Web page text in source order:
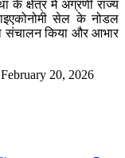
के क्षेत्र में अग्रणी राज्य
सेल के नोडल
संचालन किया और आभार
20, 2026